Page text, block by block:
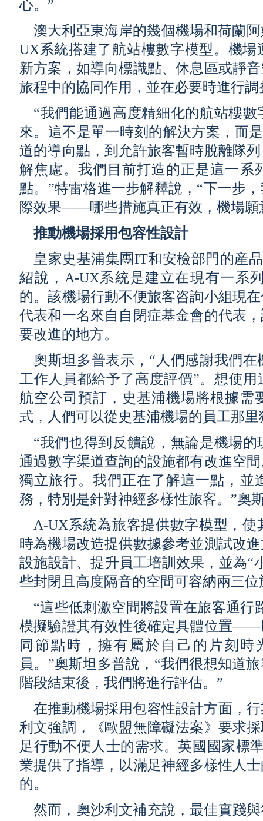
心。”
澳大利亞東海岸的幾個機場和荷蘭
UX系統搭建了航站樓數字模型。機
新方案，如導向標識點、休息區或靜
旅程中的協同作用，並在必要時進行調
“我們能通過高度精細化的航站樓
來。這不是單一時刻的解決方案，而
道的導向點，到允許旅客暫時脫離隊
解焦慮。我們目前打造的正是這一系
點。”特雷格進一步解釋說，“下一步
際效果——哪些措施真正有效，機場願
推動機場採用包容性設計
皇家史基浦集團IT和安檢部門的産
紹說，A-UX系統是建立在現有一系
的。該機場行動不便旅客咨詢小組現
代表和一名來自自閉症基金會的代表
要改進的地方。
奧斯坦多普表示，“人們感謝我們
工作人員都給予了高度評價”。想使
航空公司預訂，史基浦機場將根據需
式，人們可以從史基浦機場的員工那
“我們也得到反饋說，無論是機場
通過數字渠道查詢的設施都有改進空
獨立旅行。我們正在了解這一點，並
務，特別是針對神經多樣性旅客。”奧
A-UX系統為旅客提供數字模型，
時為機場改造提供數據參考並測試改
設施設計、提升員工培訓效果，並為
些封閉且高度隔音的空間可容納兩三
“這些低刺激空間將設置在旅客通
模擬驗證其有效性後確定具體位置——
同節點時，擁有屬於自己的片刻
員。”奧斯坦多普說，“我們很想知道
階段結束後，我們將進行評估。”
在推動機場採用包容性設計方面，
利文強調，《歐盟無障礙法案》要求
足行動不便人士的需求。英國國家標
業提供了指導，以滿足神經多樣性人
的。
然而，奧沙利文補充說，最佳實踐